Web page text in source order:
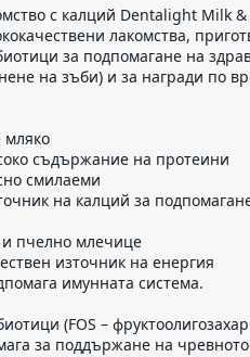
с калций Dentalight Milk
лакомства,
за подпомагане на
на зъби) и за награди по
мляко
съдържание на протеини
смилаеми
на калций за
пчелно млечице
източник на енергия
имунната система.
(FOS –
за поддържане на